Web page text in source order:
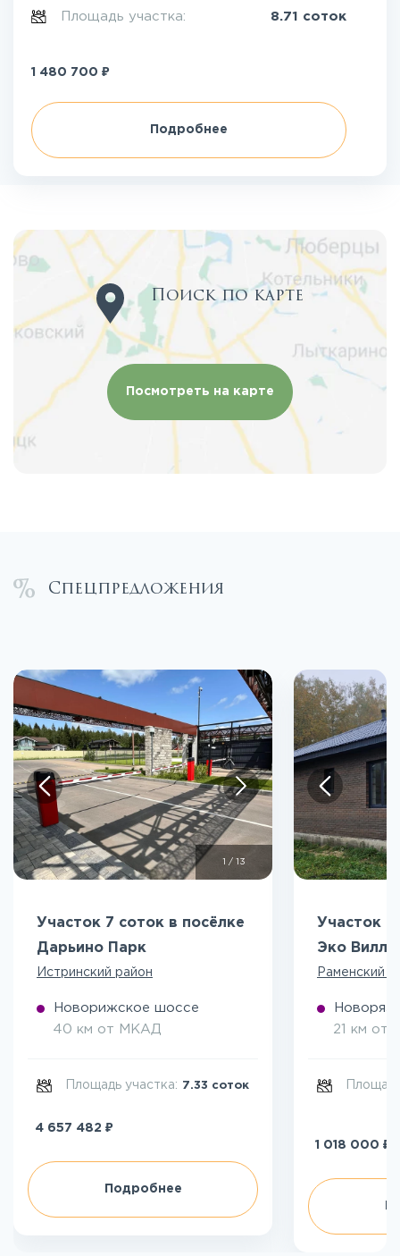
Площадь участка: 8.71 соток
1 480 700 ₽
Подробнее
Поиск по карте
Посмотреть на карте
Спецпредложения
/ 13
Участок 7 соток в посёлке
Дарьино Парк
Истринский район
Новорижское шоссе
40 км от МКАД
Площадь участка: 7.33 соток
4 657 482 ₽
Подробнее
Участок 5
Эко
Раменский
21 км от
1 018 000 ₽